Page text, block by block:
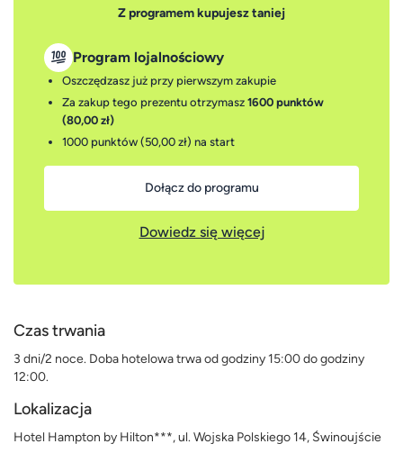
Z programem kupujesz taniej
Program lojalnościowy
Oszczędzasz już przy pierwszym zakupie
Za zakup tego prezentu otrzymasz 1600 punktów
(80,00 zł)
1000 punktów (50,00 zł) na start
Dołącz do programu
Dowiedz się więcej
Czas trwania
3 dni/2 noce. Doba hotelowa trwa od godziny 15:00 do godziny
12:00.
Lokalizacja
Hotel Hampton by Hilton***, ul. Wojska Polskiego 14, Świnoujście